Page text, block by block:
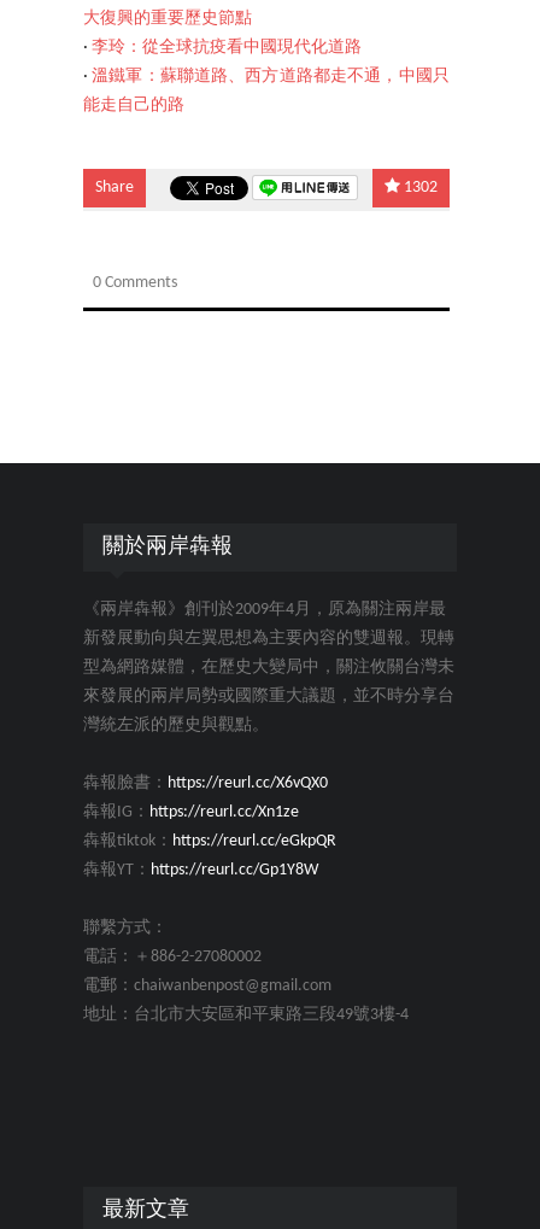
大復興的重要歷史節點
‧ 李玲：從全球抗疫看中國現代化道路
‧溫鐵軍：蘇聯道路、西方道路都走不通，中國只
能走自己的路
Share 1302
0 Comments
關於兩岸犇報
《兩岸犇報》創刊於2009年4月，原為關注兩岸最
新發展動向與左翼思想為主要內容的雙週報。現轉
型為網路媒體，在歷史大變局中，關注攸關台灣未
來發展的兩岸局勢或國際重大議題，並不時分享台
灣統左派的歷史與觀點。
犇報臉書： https://reurl.cc/X6vQX0
犇報IG： https://reurl.cc/Xn1ze
犇報tiktok： https://reurl.cc/eGkpQR
犇報YT： https://reurl.cc/Gp1Y8W
聯繫方式：
電話：＋886-2-27080002
電郵：chaiwanbenpost@gmail.com
地址：台北市大安區和平東路三段49號3樓-4
最新文章